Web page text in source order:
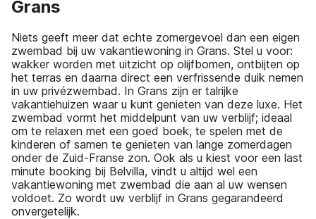
Grans
Niets geeft meer dat echte zomergevoel dan een eigen
zwembad bij uw vakantiewoning in Grans. Stel u voor:
wakker worden met uitzicht op olijfbomen, ontbijten op
het terras en daarna direct een verfrissende duik nemen
in uw privézwembad. In Grans zijn er talrijke
vakantiehuizen waar u kunt genieten van deze luxe. Het
zwembad vormt het middelpunt van uw verblijf; ideaal
om te relaxen met een goed boek, te spelen met de
kinderen of samen te genieten van lange zomerdagen
onder de Zuid-Franse zon. Ook als u kiest voor een last
minute booking bij Belvilla, vindt u altijd wel een
vakantiewoning met zwembad die aan al uw wensen
voldoet. Zo wordt uw verblijf in Grans gegarandeerd
onvergetelijk.